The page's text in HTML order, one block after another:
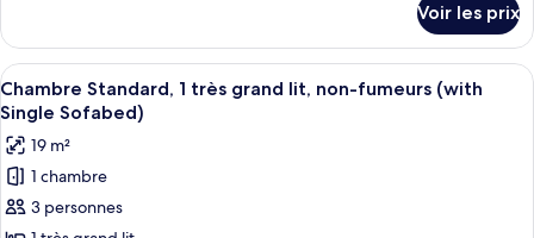
1
Queen
Bed,
Mobility
Accessible,
Walk
In
Shower,
le
type
de
chambre
Queen
Bed,
Mobility
Accessible,
Voir les prix
Afficher
toutes
les
photos
pour
ce
Chambre Standard, 1 très grand lit,
13
Chambre Standard, 1 très grand lit, non-fumeurs (with
Single Sofabed)
19 m²
1 chambre
3 personnes